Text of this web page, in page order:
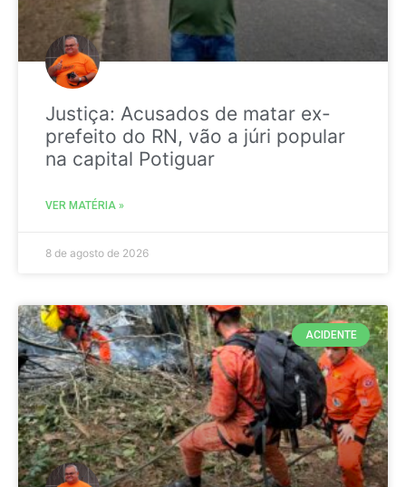
Justiça: Acusados de matar ex-
prefeito do RN, vão a júri popular
na capital Potiguar
VER MATÉRIA »
8 de agosto de 2026
ACIDENTE